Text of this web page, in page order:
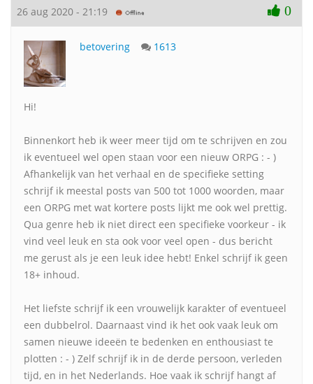
26 aug 2020 - 21:19 0
betovering 1613
Hi!
Binnenkort heb ik weer meer tijd om te schrijven en zou
ik eventueel wel open staan voor een nieuw ORPG : - )
Afhankelijk van het verhaal en de specifieke setting
schrijf ik meestal posts van 500 tot 1000 woorden, maar
een ORPG met wat kortere posts lijkt me ook wel prettig.
Qua genre heb ik niet direct een specifieke voorkeur - ik
vind veel leuk en sta ook voor veel open - dus bericht
me gerust als je een leuk idee hebt! Enkel schrijf ik geen
18+ inhoud.
Het liefste schrijf ik een vrouwelijk karakter of eventueel
een dubbelrol. Daarnaast vind ik het ook vaak leuk om
samen nieuwe ideeën te bedenken en enthousiast te
plotten : - ) Zelf schrijf ik in de derde persoon, verleden
tijd, en in het Nederlands. Hoe vaak ik schrijf hangt af